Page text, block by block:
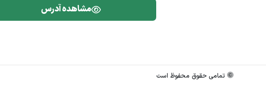
مشاهده آدرس
تمامی حقوق محفوظ است